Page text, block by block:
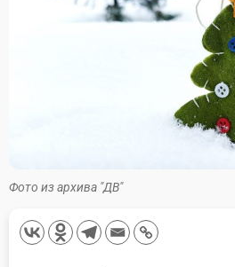
Фото из архива "ДВ"